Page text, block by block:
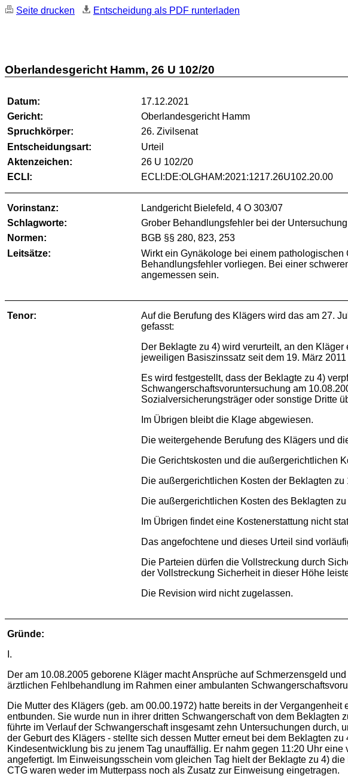
Seite drucken Entscheidung als PDF runterladen
Oberlandesgericht Hamm, 26 U 102/20
Datum:
17.12.2021
Gericht:
Oberlandesgericht Hamm
Spruchkörper:
26. Zivilsenat
Entscheidungsart:
Urteil
Aktenzeichen:
26 U 102/20
ECLI:
ECLI:DE:OLGHAM:2021:1217.26U102.20.00
Vorinstanz:
Landgericht Bielefeld, 4 O 303/07
Schlagworte:
Grober Behandlungsfehler bei der
Normen:
BGB §§ 280, 823, 253
Leitsätze:
Wirkt ein Gynäkologe bei einem
Behandlungsfehler vorliegen. Bei einer
angemessen sein.
Tenor:
Auf die Berufung des Klägers wird das am 27.
gefasst:
Der Beklagte zu 4) wird verurteilt, an den
jeweiligen Basiszinssatz seit dem 19. März
Es wird festgestellt, dass der Beklagte zu 4)
Schwangerschaftsvoruntersuchung am
Sozialversicherungsträger oder sonstige Dritte
Im Übrigen bleibt die Klage abgewiesen.
Die weitergehende Berufung des Klägers und
Die Gerichtskosten und die außergerichtlichen
Die außergerichtlichen Kosten der Beklagten zu
Die außergerichtlichen Kosten des Beklagten
Im Übrigen findet eine Kostenerstattung nicht
Das angefochtene und dieses Urteil sind
Die Parteien dürfen die Vollstreckung durch
der Vollstreckung Sicherheit in dieser Höhe
Die Revision wird nicht zugelassen.
Gründe:
I.
Der am 10.08.2005 geborene Kläger macht Ansprüche auf Schmerzensgeld
ärztlichen Fehlbehandlung im Rahmen einer ambulanten
Die Mutter des Klägers (geb. am 00.00.1972) hatte bereits in der
entbunden. Sie wurde nun in ihrer dritten Schwangerschaft von dem Beklagten
führte im Verlauf der Schwangerschaft insgesamt zehn Untersuchungen durch,
der Geburt des Klägers - stellte sich dessen Mutter erneut bei dem Beklagten
Kindesentwicklung bis zu jenem Tag unauffällig. Er nahm gegen 11:20 Uhr
angefertigt. Im Einweisungsschein vom gleichen Tag hielt der Beklagte zu 4)
CTG waren weder im Mutterpass noch als Zusatz zur Einweisung eingetragen.